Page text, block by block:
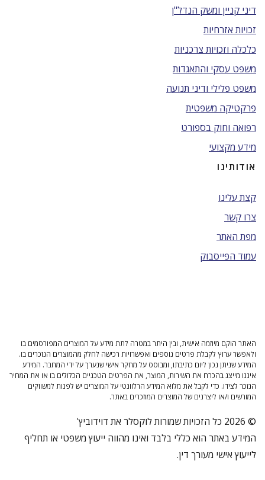
דיני קניין ומשק הנדל"ן
זכויות אזרחיות
כלכלה וזכויות צרכניות
משפט עסקי והתאגדות
משפט פלילי ודיני תנועה
פרקטיקה משפטית
רפואה וחוק בספורט
מידע מקצועי
אודותינו
קצת עלינו
צרו קשר
מפת האתר
עמוד הפייסבוק
האתר הוקם מיוזמה אישית, ובין היתר במטרה לתת מידע על המוצרים המפורסמים בו
ולאפשר ערוץ לקבלת פרטים נוספים ואפשרויות רכישה לחלק מהמוצרים הנזכרים בו.
המידע שניתן נכון ליום כתיבתו, ומבוסס על מחקר אישי שנערך על ידי המחבר. המידע
איננו מייצג בהכרח את השירות, המוצר, את הפרטים הטכניים הכלולים בו או את המחיר
הנזכר לצידו. כדי לקבל את מלוא המידע הרלוונטי על המוצרים יש לפנות למשווקים
המורשים ו/או ליצרנים של המוצרים המוזכרים באתר.
© 2026 כל הזכויות שמורות לוקסלר את דוידוביץ'
המידע באתר הוא כללי בלבד ואינו מהווה ייעוץ משפטי או תחליף
לייעוץ אישי מעורך דין.